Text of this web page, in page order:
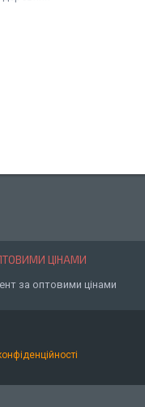
ЦІНАМИ
за оптовими цінами